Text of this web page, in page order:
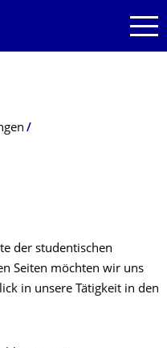
der studentischen
Seiten möchten wir uns
in unsere Tätigkeit in den